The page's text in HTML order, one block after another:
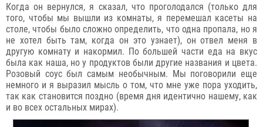
Когда он вернулся, я сказал, что проголодался (только для
того, чтобы мы вышли из комнаты, я перемешал касеты на
столе, чтобы было сложно определить, что одна пропала, но я
не хотел быть там, когда он это узнает), он отвел меня в
другую комнату и накормил. По большей части еда на вкус
была как наша, но у продуктов были другие названия и цвета.
Розовый соус был самым необычным. Мы поговорили еще
немного и я выразил мысль о том, что мне уже пора уходить,
так как становится поздно (время дня идентично нашему, как
и во всех остальных мирах).